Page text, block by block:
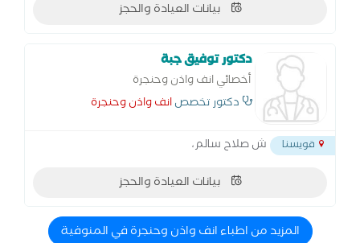
بيانات العيادة والحجز
دكتور توفيق جبة
أخصائي انف واذن وحنجرة
دكتور تخصصانف واذن وحنجرة
قويسنا ش صلاح سالم،
بيانات العيادة والحجز
المزيد من اطباء انف واذن وحنجرة في المنوفية